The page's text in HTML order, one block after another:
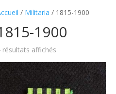
/ Militaria / 1815-1900
1900
résultats affichés